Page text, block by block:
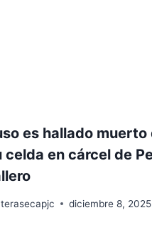
es hallado muerto
celda en cárcel de
diciembre 8, 2025